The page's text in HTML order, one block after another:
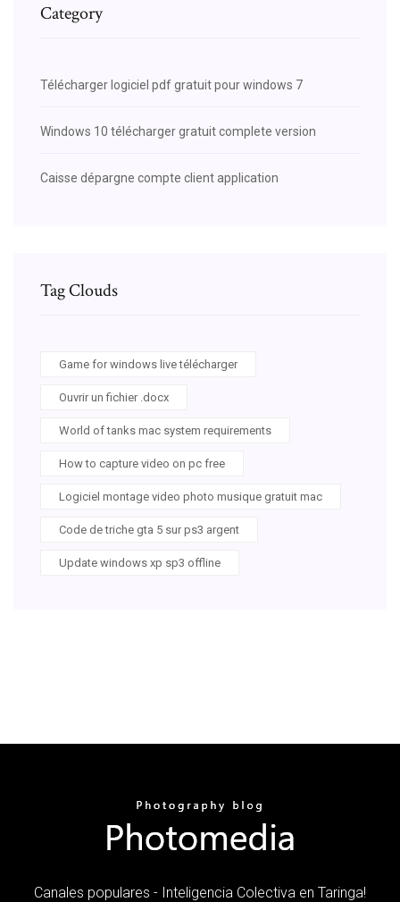
Category
Télécharger logiciel pdf gratuit pour windows 7
Windows 10 télécharger gratuit complete version
Caisse dépargne compte client application
Tag Clouds
Game for windows live télécharger
Ouvrir un fichier .docx
World of tanks mac system requirements
How to capture video on pc free
Logiciel montage video photo musique gratuit mac
Code de triche gta 5 sur ps3 argent
Update windows xp sp3 offline
Canales populares - Inteligencia Colectiva en Taringa!